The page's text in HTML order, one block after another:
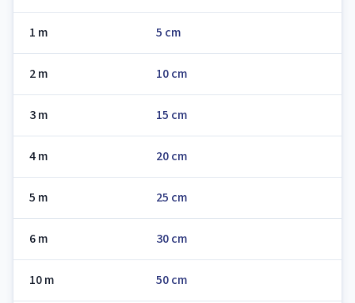
1 m 5 cm
2 m 10 cm
3 m 15 cm
4 m 20 cm
5 m 25 cm
6 m 30 cm
10 m 50 cm